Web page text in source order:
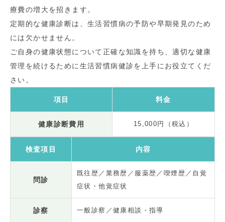
療費の増大を招きます。
定期的な健康診断は、生活習慣病の予防や早期発見のため
には欠かせません。
ご自身の健康状態について正確な知識を持ち、適切な健康
管理を続けるために生活習慣病健診を上手にお役立てくだ
さい。
項目 料金
健康診断費用 15,000円（税込）
検査項目 内容
問診
既往歴／業務歴／服薬歴／喫煙歴／自覚
症状・他覚症状
診察 一般診察／健康相談・指導